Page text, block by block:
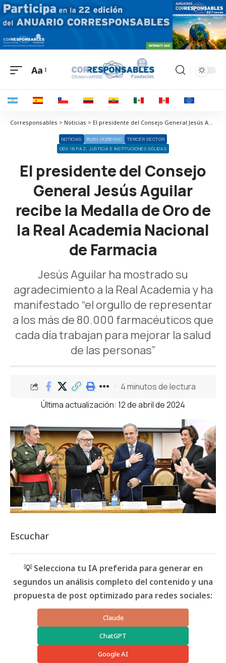
Aa
Corresponsables > Noticias > El presidente del Consejo General Jesús Aguilar recibe la Medalla de Oro de la Real Academia Nacional de Farmacia
NOTICIAS BUEN GOBIERNO
TERCER SECTOR
ODS 16 PAZ, JUSTICIA E INSTITUCIONES SÓLIDAS
El presidente del Consejo
General Jesús Aguilar
recibe la Medalla de Oro de
la Real Academia Nacional
de Farmacia
Jesús Aguilar ha mostrado su
agradecimiento a la Real Academia y ha
manifestado “el orgullo de representar
a los más de 80.000 farmacéuticos que
cada día trabajan para mejorar la salud
de las personas”
Última actualización: 12 de abril de 2024
4 minutos de lectura
Escuchar
💡 Selecciona tu IA preferida para generar en
segundos un análisis completo del contenido y una
propuesta de post optimizado para redes sociales:
Claude
ChatGPT
Google AI